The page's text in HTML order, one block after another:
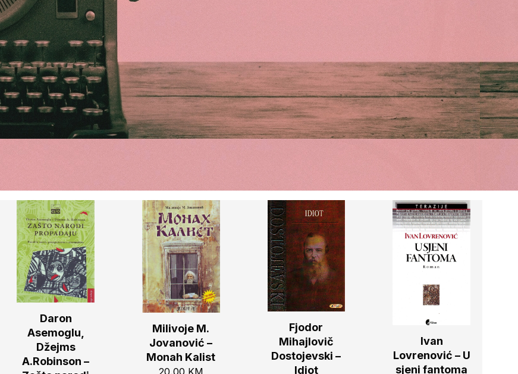
Daron
Asemoglu,
Džejms
A.Robinson –
Milivoje M.
Jovanović –
Monah Kalist
20,00 KM
Fjodor
Mihajlovič
Dostojevski –
Idiot
Ivan
Lovrenović – U
sjeni fantoma